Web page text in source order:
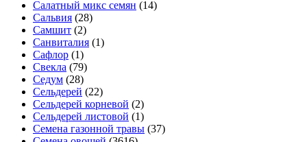
Салатный микс семян (14)
Сальвия (28)
Самшит (2)
Санвиталия (1)
Сафлор (1)
Свекла (79)
Седум (28)
Сельдерей (22)
Сельдерей корневой (2)
Сельдерей листовой (1)
Семена газонной травы (37)